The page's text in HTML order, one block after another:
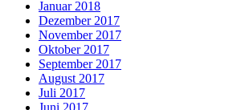
Januar 2018
Dezember 2017
November 2017
Oktober 2017
September 2017
August 2017
Juli 2017
Juni 2017